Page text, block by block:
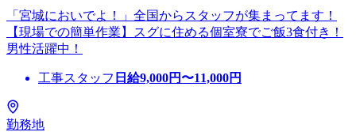
「宮城においでよ！」全国からスタッフが集まってます！
【現場での簡単作業】スグに住める個室寮でご飯3食付き！
男性活躍中！
工事スタッフ 日給9,000円〜11,000円
勤務地